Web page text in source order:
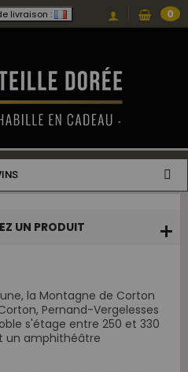
livraison : 0
UN PRODUIT
la Montagne de Corton
Pernand-Vergelesses
s'étage entre 250 et 330
un amphithéâtre